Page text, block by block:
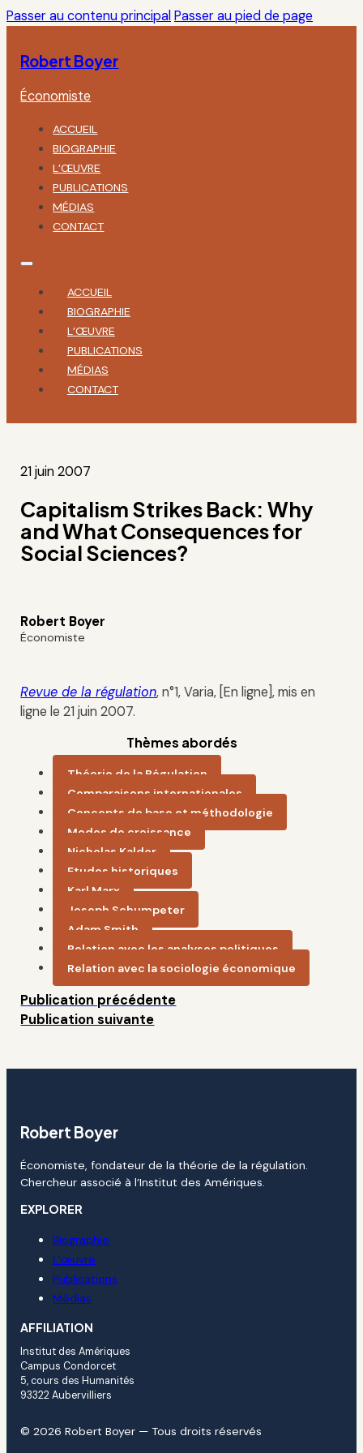
Passer au contenu principal Passer au pied de page
Robert Boyer
Économiste
ACCUEIL
BIOGRAPHIE
L’ŒUVRE
PUBLICATIONS
MÉDIAS
CONTACT
ACCUEIL
BIOGRAPHIE
L’ŒUVRE
PUBLICATIONS
MÉDIAS
CONTACT
21 juin 2007
Capitalism Strikes Back: Why
and What Consequences for
Social Sciences?
Robert Boyer
Économiste
Revue de la régulation, n°1, Varia, [En ligne], mis en
ligne le 21 juin 2007.
Thèmes abordés
Théorie de la Régulation
Comparaisons internationales
Concepts de base et méthodologie
Modes de croissance
Nicholas Kaldor
Etudes historiques
Karl Marx
Joseph Schumpeter
Adam Smith
Relation avec les analyses politiques
Relation avec la sociologie économique
Publication précédente
Publication suivante
Robert Boyer
Économiste, fondateur de la théorie de la régulation.
Chercheur associé à l’Institut des Amériques.
EXPLORER
Biographie
L’œuvre
Publications
Médias
AFFILIATION
Institut des Amériques
Campus Condorcet
5, cours des Humanités
93322 Aubervilliers
© 2026 Robert Boyer — Tous droits réservés